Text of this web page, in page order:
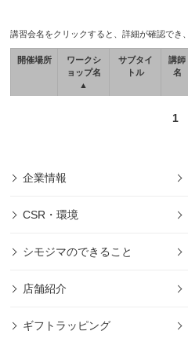
講習会名をクリックすると、詳細が確認でき
開催場所
ワークシ
ョップ名
▲
サブタイ
トル
講師
名
1
企業情報
CSR・環境
シモジマのできること
店舗紹介
ギフトラッピング